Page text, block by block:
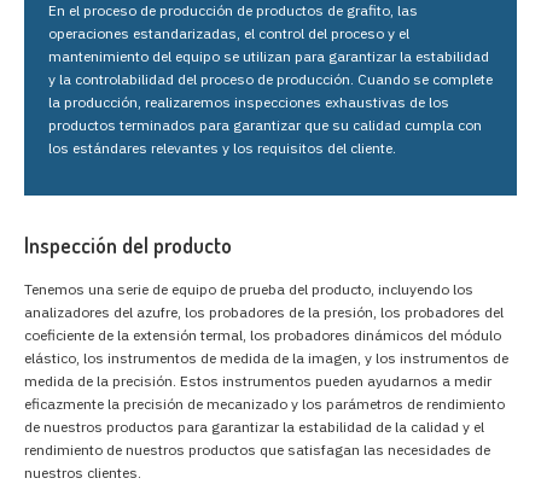
En el proceso de producción de productos de grafito, las
operaciones estandarizadas, el control del proceso y el
mantenimiento del equipo se utilizan para garantizar la estabilidad
y la controlabilidad del proceso de producción. Cuando se complete
la producción, realizaremos inspecciones exhaustivas de los
productos terminados para garantizar que su calidad cumpla con
los estándares relevantes y los requisitos del cliente.
Inspección del producto
Tenemos una serie de equipo de prueba del producto, incluyendo los
analizadores del azufre, los probadores de la presión, los probadores del
coeficiente de la extensión termal, los probadores dinámicos del módulo
elástico, los instrumentos de medida de la imagen, y los instrumentos de
medida de la precisión. Estos instrumentos pueden ayudarnos a medir
eficazmente la precisión de mecanizado y los parámetros de rendimiento
de nuestros productos para garantizar la estabilidad de la calidad y el
rendimiento de nuestros productos que satisfagan las necesidades de
nuestros clientes.